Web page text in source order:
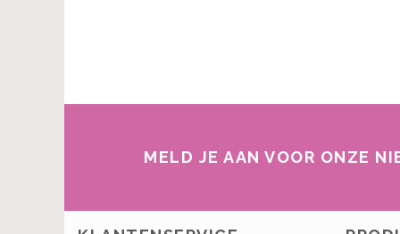
MELD JE AAN VOOR ONZE